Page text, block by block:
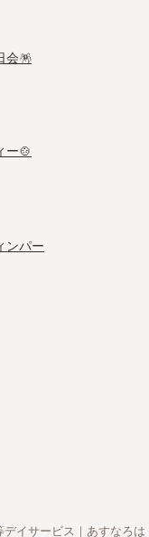
会🪅
ー🍲
ンパー
イサービス｜あすなろは